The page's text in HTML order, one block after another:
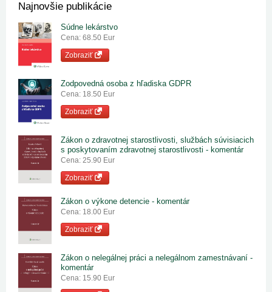
Najnovšie publikácie
Súdne lekárstvo
Cena: 68.50 Eur
Zobraziť
Zodpovedná osoba z hľadiska GDPR
Cena: 18.50 Eur
Zobraziť
Zákon o zdravotnej starostlivosti, službách súvisiacich
s poskytovaním zdravotnej starostlivosti - komentár
Cena: 25.90 Eur
Zobraziť
Zákon o výkone detencie - komentár
Cena: 18.00 Eur
Zobraziť
Zákon o nelegálnej práci a nelegálnom zamestnávaní -
komentár
Cena: 15.90 Eur